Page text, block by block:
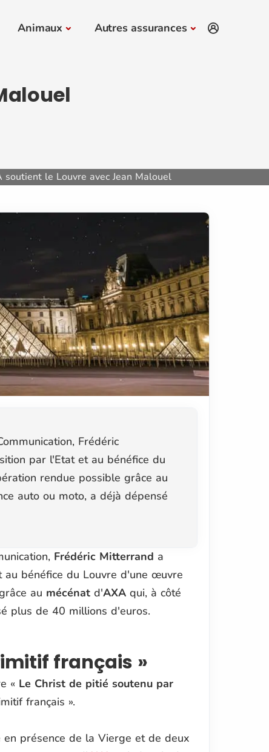
Animaux Autres assurances
soutient le Louvre avec Jean Malouel
Frédéric
par l'Etat et au bénéfice du
rendue possible grâce au
auto ou moto, a déjà dépensé
Frédéric Mitterrand a
au bénéfice du Louvre d'une œuvre
au mécénatd'AXAqui, à côté
plus de 40 millions d'euros.
français »
« Le Christ de pitié soutenu par
français ».
présence de la Vierge et de deux